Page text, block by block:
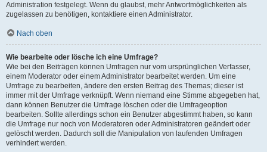
Administration festgelegt. Wenn du glaubst, mehr Antwortmöglichkeiten als
zugelassen zu benötigen, kontaktiere einen Administrator.
Nach oben
Wie bearbeite oder lösche ich eine Umfrage?
Wie bei den Beiträgen können Umfragen nur vom ursprünglichen Verfasser,
einem Moderator oder einem Administrator bearbeitet werden. Um eine
Umfrage zu bearbeiten, ändere den ersten Beitrag des Themas; dieser ist
immer mit der Umfrage verknüpft. Wenn niemand eine Stimme abgegeben hat,
dann können Benutzer die Umfrage löschen oder die Umfrageoption
bearbeiten. Sollte allerdings schon ein Benutzer abgestimmt haben, so kann
die Umfrage nur noch von Moderatoren oder Administratoren geändert oder
gelöscht werden. Dadurch soll die Manipulation von laufenden Umfragen
verhindert werden.